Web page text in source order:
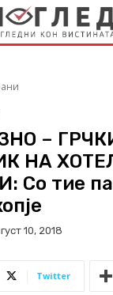
–
НА
Со тие
10, 2018
Twitter